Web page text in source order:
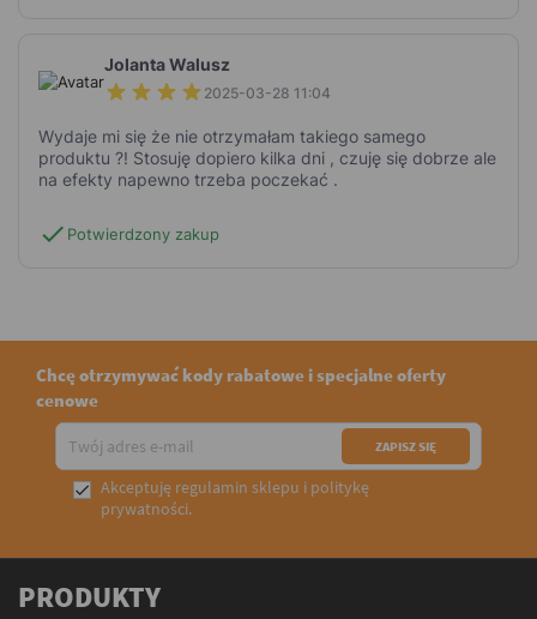
Jolanta Walusz
2025-03-28 11:04
Wydaje mi się że nie otrzymałam takiego samego
produktu ?! Stosuję dopiero kilka dni , czuję się dobrze ale
na efekty napewno trzeba poczekać .
check Potwierdzony zakup
Chcę otrzymywać kody rabatowe i specjalne oferty
cenowe
 Akceptuję regulamin sklepu i politykę
prywatności.
PRODUKTY